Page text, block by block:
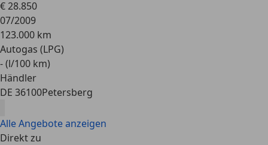
€ 28.850
07/2009
123.000 km
Autogas (LPG)
- (l/100 km)
Händler
DE 36100Petersberg
Alle Angebote anzeigen
Direkt zu